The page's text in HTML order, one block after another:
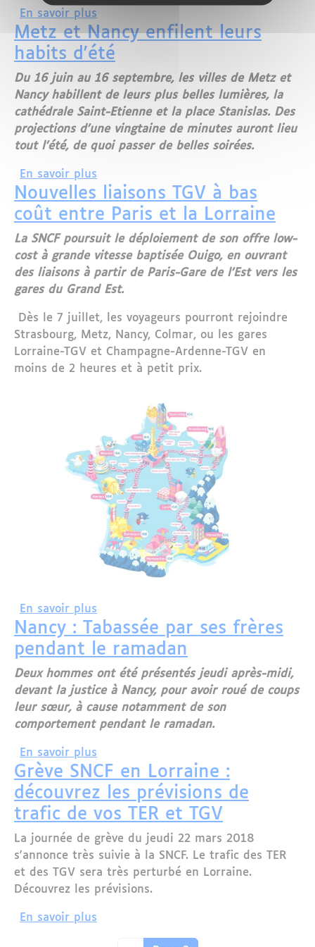
En savoir plus
Metz et Nancy enfilent leurs
habits d'été
Du 16 juin au 16 septembre, les villes de Metz et
Nancy habillent de leurs plus belles lumières, la
cathédrale Saint-Etienne et la place Stanislas. Des
projections d'une vingtaine de minutes auront lieu
tout l'été, de quoi passer de belles soirées.
En savoir plus
Nouvelles liaisons TGV à bas
coût entre Paris et la Lorraine
La SNCF poursuit le déploiement de son offre low-
cost à grande vitesse baptisée Ouigo, en ouvrant
des liaisons à partir de Paris-Gare de l'Est vers les
gares du Grand Est.
Dès le 7 juillet, les voyageurs pourront rejoindre
Strasbourg, Metz, Nancy, Colmar, ou les gares
Lorraine-TGV et Champagne-Ardenne-TGV en
moins de 2 heures et à petit prix.
En savoir plus
Nancy : Tabassée par ses frères
pendant le ramadan
Deux hommes ont été présentés jeudi après-midi,
devant la justice à Nancy, pour avoir roué de coups
leur sœur, à cause notamment de son
comportement pendant le ramadan.
En savoir plus
Grève SNCF en Lorraine :
découvrez les prévisions de
trafic de vos TER et TGV
La journée de grève du jeudi 22 mars 2018
s'annonce très suivie à la SNCF. Le trafic des TER
et des TGV sera très perturbé en Lorraine.
Découvrez les prévisions.
En savoir plus